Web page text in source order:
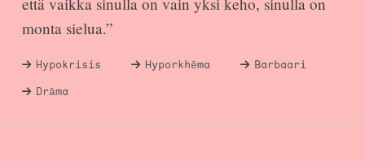
monta sielua.”
Hypokrisis Hyporkhēma
Barbaari
Drāma